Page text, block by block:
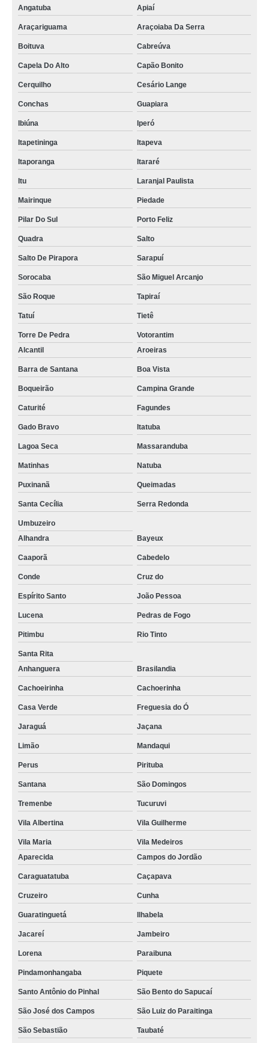
Angatuba Apiaí
Araçariguama Araçoiaba Da Serra
Boituva Cabreúva
Capela Do Alto Capão Bonito
Cerquilho Cesário Lange
Conchas Guapiara
Ibiúna Iperó
Itapetininga Itapeva
Itaporanga Itararé
Itu Laranjal Paulista
Mairinque Piedade
Pilar Do Sul Porto Feliz
Quadra Salto
Salto De Pirapora Sarapuí
Sorocaba São Miguel Arcanjo
São Roque Tapiraí
Tatuí Tietê
Torre De Pedra
Votorantim
Alcantil
Aroeiras
Barra de Santana Boa Vista
Boqueirão Campina Grande
Caturité Fagundes
Gado Bravo Itatuba
Lagoa Seca Massaranduba
Matinhas Natuba
Puxinanã Queimadas
Santa Cecília Serra Redonda
Umbuzeiro
Alhandra
Bayeux
Caaporã Cabedelo
Conde Cruz do
Espírito Santo João Pessoa
Lucena Pedras de Fogo
Pitimbu Rio Tinto
Santa Rita
Anhanguera
Brasilandia
Cachoeirinha Cachoerinha
Casa Verde Freguesia do Ó
Jaraguá Jaçana
Limão Mandaqui
Perus Pirituba
Santana São Domingos
Tremenbe Tucuruvi
Vila Albertina Vila Guilherme
Vila Maria
Vila Medeiros
Aparecida
Campos do Jordão
Caraguatatuba Caçapava
Cruzeiro Cunha
Guaratinguetá Ilhabela
Jacareí Jambeiro
Lorena Paraibuna
Pindamonhangaba Piquete
Santo Antônio do Pinhal São Bento do Sapucaí
São José dos Campos São Luiz do Paraitinga
São Sebastião Taubaté